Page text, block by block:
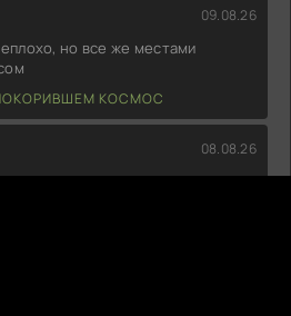
09.08.26
но все же местами
КОСМОС
08.08.26
неплохо. Визуальные эффекты